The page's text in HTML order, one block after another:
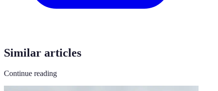
Similar articles
Continue reading